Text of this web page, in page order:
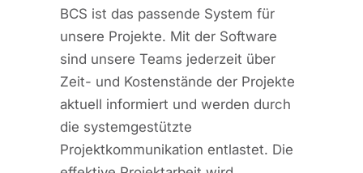
BCS ist das passende System für
unsere Projekte. Mit der Software
sind unsere Teams jederzeit über
Zeit- und Kostenstände der Projekte
aktuell informiert und werden durch
die systemgestützte
Projektkommunikation entlastet. Die